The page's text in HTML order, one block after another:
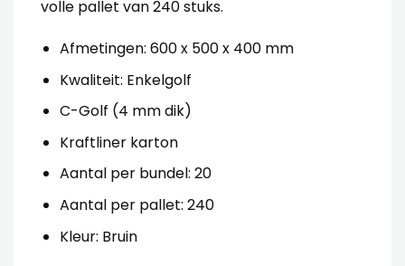
volle pallet van 240 stuks.
Afmetingen: 600 x 500 x 400 mm
Kwaliteit: Enkelgolf
C-Golf (4 mm dik)
Kraftliner karton
Aantal per bundel: 20
Aantal per pallet: 240
Kleur: Bruin